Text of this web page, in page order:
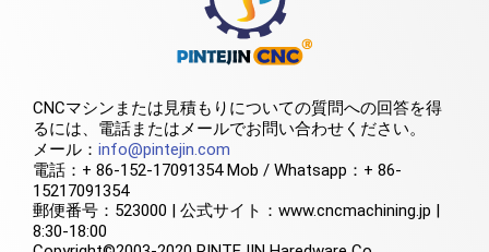
CNCマシンまたは見積もりについての質問への回答を得
るには、電話またはメールでお問い合わせください。
メール： info@pintejin.com
電話：+ 86-152-17091354 Mob / Whatsapp：+ 86-
15217091354
郵便番号：523000 | 公式サイト：www.cncmachining.jp |
8:30-18:00